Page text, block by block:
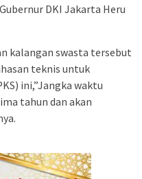
DKI Jakarta Heru
kalangan swasta tersebut
teknis untuk
ini,”Jangka waktu
tahun dan akan